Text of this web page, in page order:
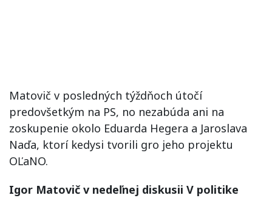
Matovič v posledných týždňoch útočí
predovšetkým na PS, no nezabúda ani na
zoskupenie okolo Eduarda Hegera a Jaroslava
Naďa, ktorí kedysi tvorili gro jeho projektu
OĽaNO.
Igor Matovič v nedeľnej diskusii V politike